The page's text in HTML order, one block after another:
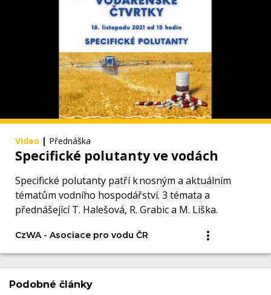
Video | Přednáška
Specifické polutanty ve vodách
Specifické polutanty patří k nosným a aktuálním
tématům vodního hospodářství. 3 témata a
přednášející T. Halešová, R. Grabic a M. Liška.
CzWA - Asociace pro vodu ČR
Podobné články